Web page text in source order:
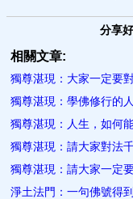
分享
相關文章:
獨尊湛現：大家一定要
獨尊湛現：學佛修行的
獨尊湛現：人生，如何
獨尊湛現：請大家對法
獨尊湛現：請大家一定
淨土法門：一句佛號得